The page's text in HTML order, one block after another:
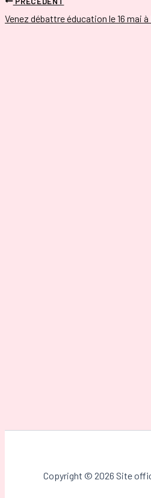
Venez débattre éducation le 16 mai
Copyright © 2026 Site